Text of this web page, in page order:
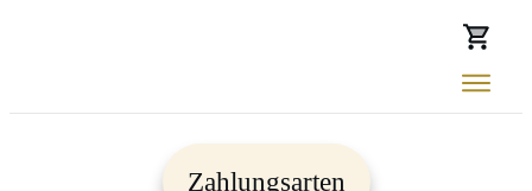
Zahlungsarten